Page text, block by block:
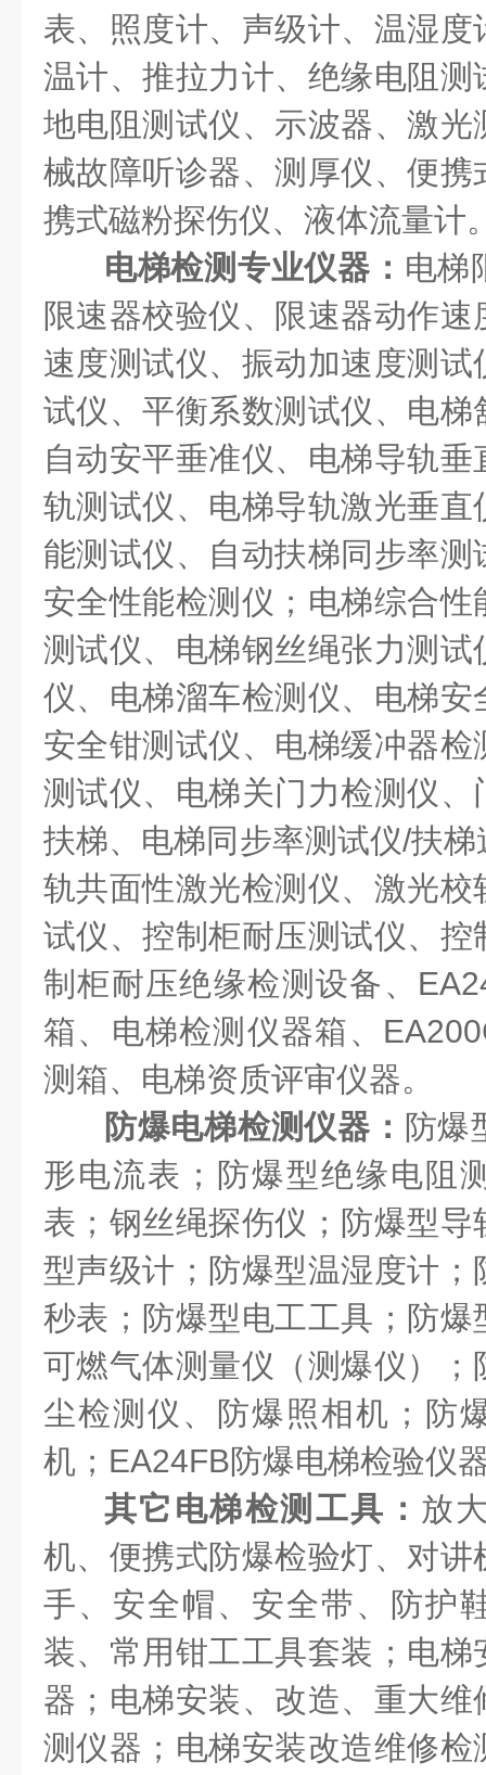
表、照度计、声级计、温湿
温计、推拉力计、绝缘电阻
地电阻测试仪、示波器、激
械故障听诊器、测厚仪、便
携式磁粉探伤仪、液体流量计
电梯检测专业仪器： 电梯
限速器校验仪、限速器动作
速度测试仪、振动加速度测
试仪、平衡系数测试仪、电
自动安平垂准仪、电梯导轨
轨测试仪、电梯导轨激光垂
能测试仪、自动扶梯同步率
安全性能检测仪；电梯综合
测试仪、电梯钢丝绳张力测
仪、电梯溜车检测仪、电梯
安全钳测试仪、电梯缓冲器
测试仪、电梯关门力检测仪
扶梯、电梯同步率测试仪/扶
轨共面性激光检测仪、激光
试仪、控制柜耐压测试仪、
制柜耐压绝缘检测设备、
箱、电梯检测仪器箱、
测箱、电梯资质评审仪器。
防爆电梯检测仪器： 防爆
形电流表；防爆型绝缘电阻
表；钢丝绳探伤仪；防爆型
型声级计；防爆型温湿度计
秒表；防爆型电工工具；防
可燃气体测量仪（测爆仪）
尘检测仪、防爆照相机；防
机；EA24FB防爆电梯检验仪
其它 电梯检测工具： 放
机、便携式防爆检验灯、对
手、安全帽、安全带、防护
装、常用钳工工具套装；电
器；电梯安装、改造、重大
测仪器；电梯安装改造维修